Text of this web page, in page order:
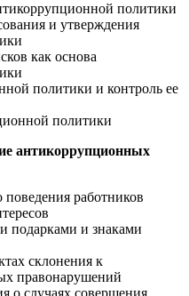
политики
и утверждения
как основа
политики и контроль ее
политики
антикоррупционных
работников
подарками и знаками
склонения к
правонарушений